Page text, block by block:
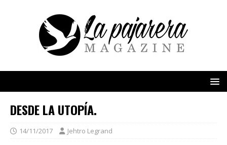
DESDE LA UTOPÍA.
14/11/2017 Jehtro Legrand